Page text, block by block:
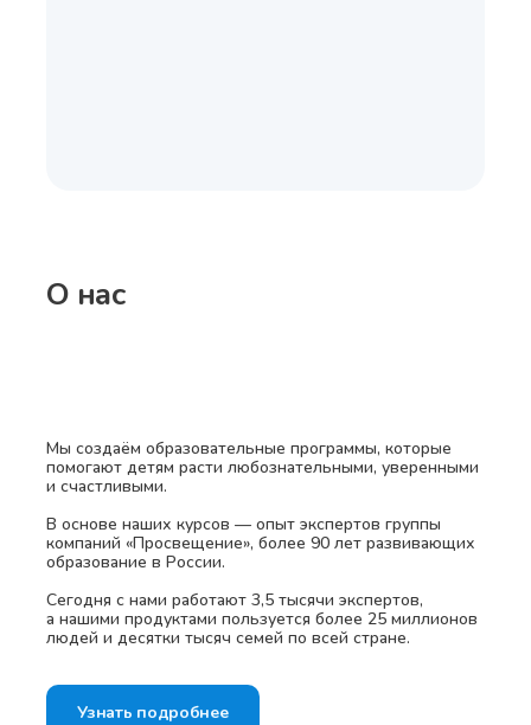
Мы создаём образовательные программы, которые
помогают детям расти любознательными, уверенными
и счастливыми.
В основе наших курсов — опыт экспертов группы
компаний «Просвещение», более 90 лет развивающих
образование в России.
Сегодня с нами работают 3,5 тысячи экспертов,
а нашими продуктами пользуется более 25 миллионов
людей и десятки тысяч семей по всей стране.
Узнать подробнее
О нас